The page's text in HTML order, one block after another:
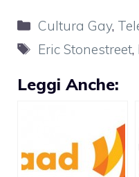
Categorie
Cultura Gay,
Tag
Eric Stonestreet,
Leggi Anche: